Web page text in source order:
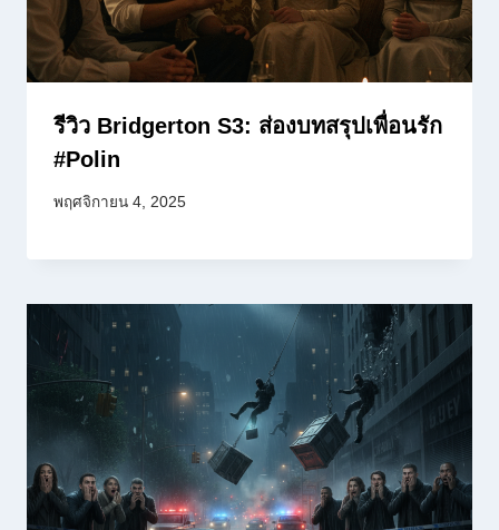
รีวิว Bridgerton S3: ส่องบทสรุปเพื่อนรัก
#Polin
พฤศจิกายน 4, 2025